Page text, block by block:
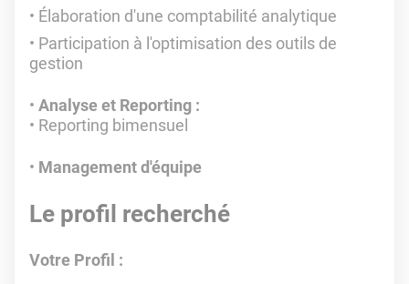
Élaboration d'une comptabilité analytique
Participation à l'optimisation des outils de
gestion
Analyse et Reporting :
Reporting bimensuel
Management d'équipe
Le profil recherché
Votre Profil :